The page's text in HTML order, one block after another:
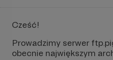
Cześć!
Prowadzimy serwer
obecnie największym